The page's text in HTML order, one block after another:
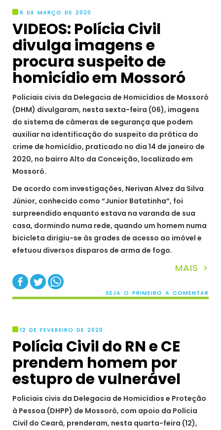
6 DE MARÇO DE 2020
VIDEOS: Polícia Civil
divulga imagens e
procura suspeito de
homicídio em Mossoró
Policiais civis da Delegacia de Homicídios de Mossoró
(DHM) divulgaram, nesta sexta-feira (06), imagens
do sistema de câmeras de segurança que podem
auxiliar na identificação do suspeito da prática do
crime de homicídio, praticado no dia 14 de janeiro de
2020, no bairro Alto da Conceição, localizado em
Mossoró.
De acordo com investigações, Nerivan Alvez da Silva
Júnior, conhecido como “Junior Batatinha”, foi
surpreendido enquanto estava na varanda de sua
casa, dormindo numa rede, quando um homem numa
bicicleta dirigiu-se às grades de acesso ao imóvel e
efetuou diversos disparos de arma de fogo.
MAIS >
SEJA O PRIMEIRO A COMENTAR
12 DE FEVEREIRO DE 2020
Polícia Civil do RN e CE
prendem homem por
estupro de vulnerável
Policiais civis da Delegacia de Homicídios e Proteção
à Pessoa (DHPP) de Mossoró, com apoio da Polícia
Civil do Ceará, prenderam, nesta quarta-feira (12),